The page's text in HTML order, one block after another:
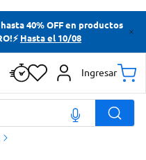
hasta 40% OFF en productos
Hasta el 10/08
Ingresar